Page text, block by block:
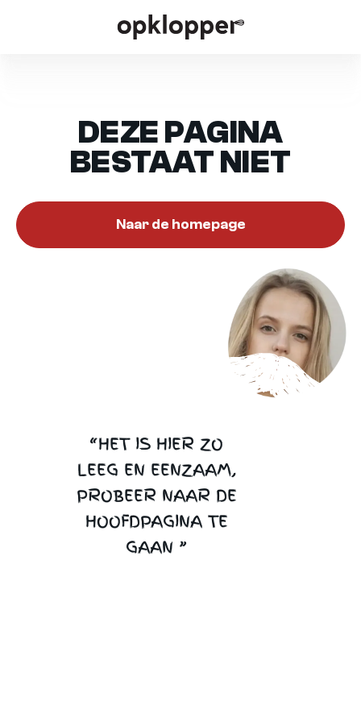
DEZE PAGINA
BESTAAT NIET
“HET IS HIER ZO
LEEG EN EENZAAM,
PROBEER NAAR DE
HOOFDPAGINA TE
GAAN ”
Naar de homepage